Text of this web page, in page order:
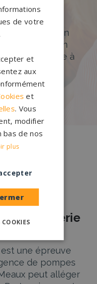
mesure
mesure et un
partout en
avancée grâce à
en ligne.
MONUMENT
à Meaux
de
de Marbrerie
une épreuve
de pompes
peut alléger
de votre
et
aux
et
. Vous
modifier
bas de nos
plus
COOKIES